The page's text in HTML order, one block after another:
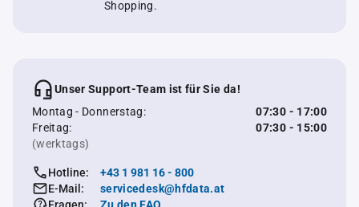
Shopping.
Unser Support-Team ist für Sie da!
Montag - Donnerstag:
07:30 - 17:00
Freitag:
07:30 - 15:00
(werktags)
Hotline:
+43 1 981 16 - 800
E-Mail:
servicedesk@hfdata.at
Fragen:
Zu den FAQ